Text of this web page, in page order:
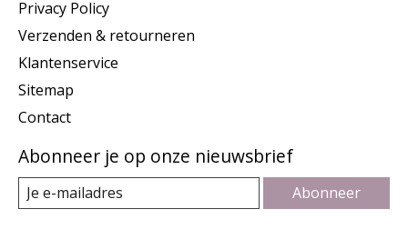
Privacy Policy
Verzenden & retourneren
Klantenservice
Sitemap
Contact
Abonneer je op onze nieuwsbrief
Abonneer